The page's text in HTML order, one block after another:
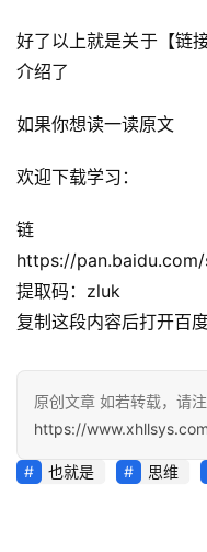
好了以上就是关于【链
介绍了
如果你想读一读原文
欢迎下载学习：
链
https://pan.baidu.com/
提取码：zluk
复制这段内容后打开百
原创文章 如若转载，请注
https://
也就是 思维